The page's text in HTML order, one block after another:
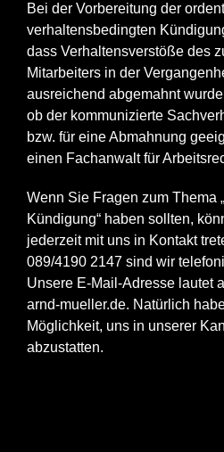
Bei der Vorbereitung der
verhaltensbedingten
dass Verhaltensverstöße des
Mitarbeiters in der
ausreichend abgemahnt
ob der kommunizierte
bzw. für eine Abmahnung
einen Fachanwalt für
Wenn Sie Fragen zum Thema
Kündigung“ haben sollten,
jederzeit mit uns in Kontakt
089/4190 2147 sind wir
Unsere E-Mail-Adresse lautet
arnd-mueller.de. Natürlich
Möglichkeit, uns in unserer
abzustatten.